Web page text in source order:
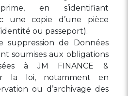
en s’identifiant
une copie d’une pièce
ou passeport).
suppression de Données
soumises aux obligations
à JM FINANCE &
la loi, notamment en
ou d’archivage des